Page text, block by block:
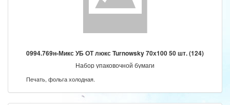
0994.769н-Микс УБ ОТ люкс Turnowsky 70х100 50 шт. (124)
Набор упаковочной бумаги
Печать, фольга холодная.